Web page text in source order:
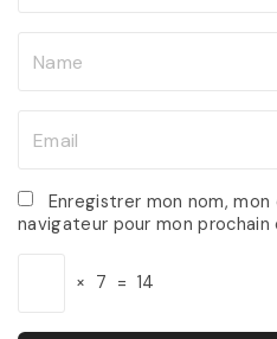
*
a
i
Enregistrer mon nom,
navigateur pour mon prochain
× 7 = 14